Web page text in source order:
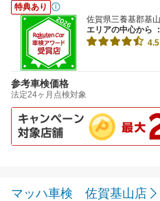
特典あり
佐賀県三養基郡基
エリアの中心から
4.5
参考車検価格
法定24ヶ月点検対象
マッハ車検 佐賀基山店